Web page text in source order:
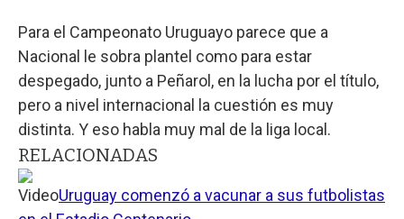
Para el Campeonato Uruguayo parece que a
Nacional le sobra plantel como para estar
despegado, junto a Peñarol, en la lucha por el título,
pero a nivel internacional la cuestión es muy
distinta. Y eso habla muy mal de la liga local.
RELACIONADAS
VideoUruguay comenzó a vacunar a sus futbolistas